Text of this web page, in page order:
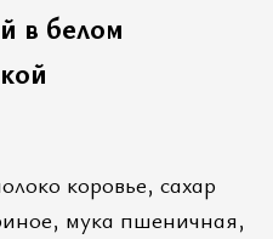
в белом
коровье, сахар
мука пшеничная,